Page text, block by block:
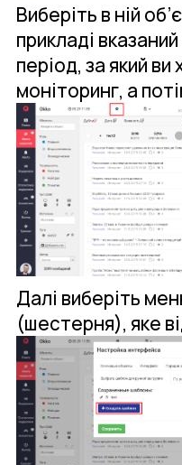
Виберіть в ній
прикладі
період, за який
моніторинг, а
Далі виберіть
(шестерня), яке